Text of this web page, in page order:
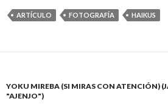
ARTÍCULO FOTOGRAFÍA HAIKUS
YOKU MIREBA (SI MIRAS CON ATENCIÓN)
"AJENJO")